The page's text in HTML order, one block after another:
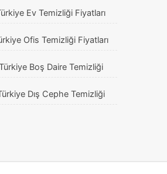
Ev Temizliği Fiyatları
Ofis Temizliği Fiyatları
Boş Daire Temizliği
Dış Cephe Temizliği